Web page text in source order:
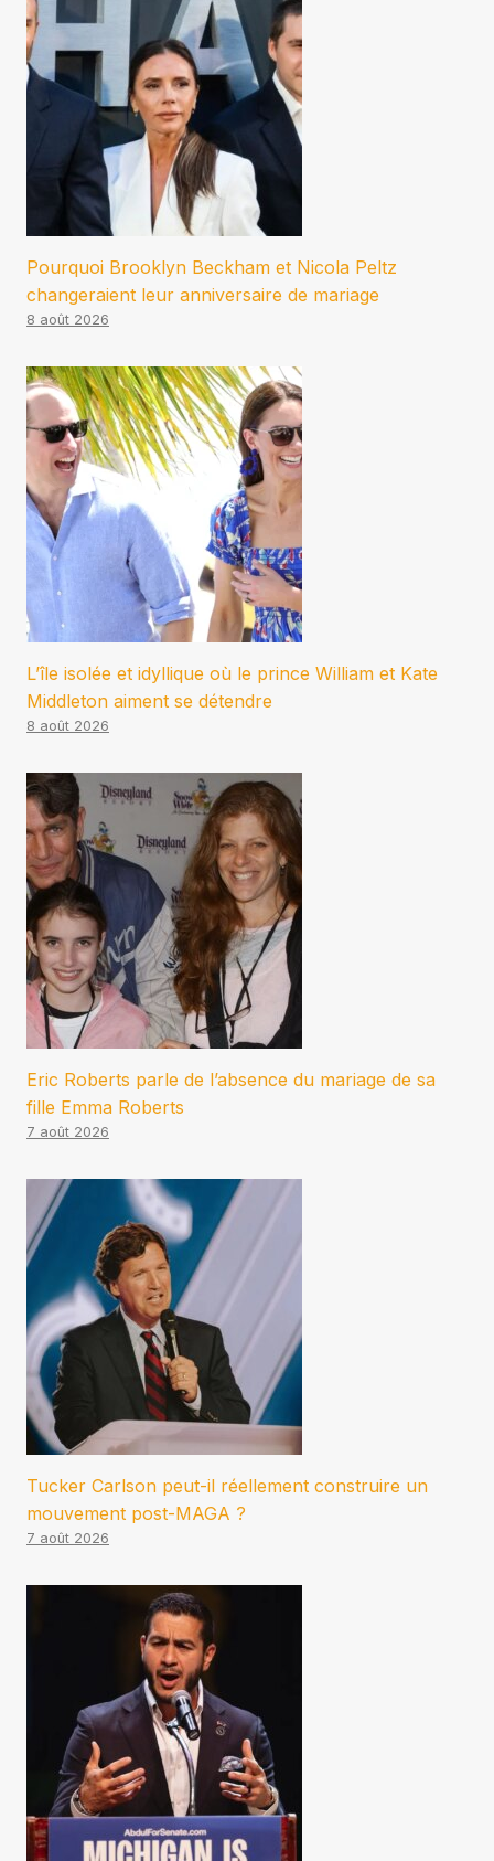
Pourquoi Brooklyn Beckham et Nicola Peltz
changeraient leur anniversaire de mariage
8 août 2026
L’île isolée et idyllique où le prince William et Kate
Middleton aiment se détendre
8 août 2026
Eric Roberts parle de l’absence du mariage de sa
fille Emma Roberts
7 août 2026
Tucker Carlson peut-il réellement construire un
mouvement post-MAGA ?
7 août 2026